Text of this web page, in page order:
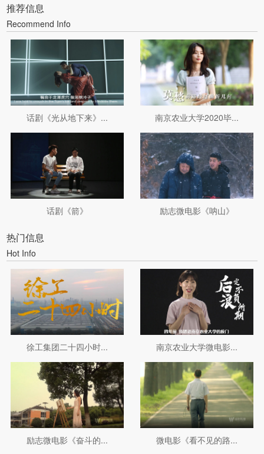
推荐信息
Recommend Info
话剧《光从地下来》... 南京农业大学2020毕...
话剧《箭》 励志微电影《呐山》
热门信息
Hot Info
徐工集团二十四小时... 南京农业大学微电影...
励志微电影《奋斗的... 微电影《看不见的路...